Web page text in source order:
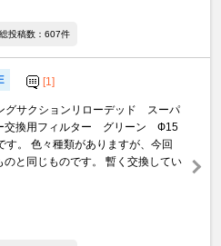
投稿数：607件
[1]
サクションリローデッド スーパ
交換用フィルター グリーン Ф15
。 色々種類がありますが、今回
のと同じものです。 暫く交換してい